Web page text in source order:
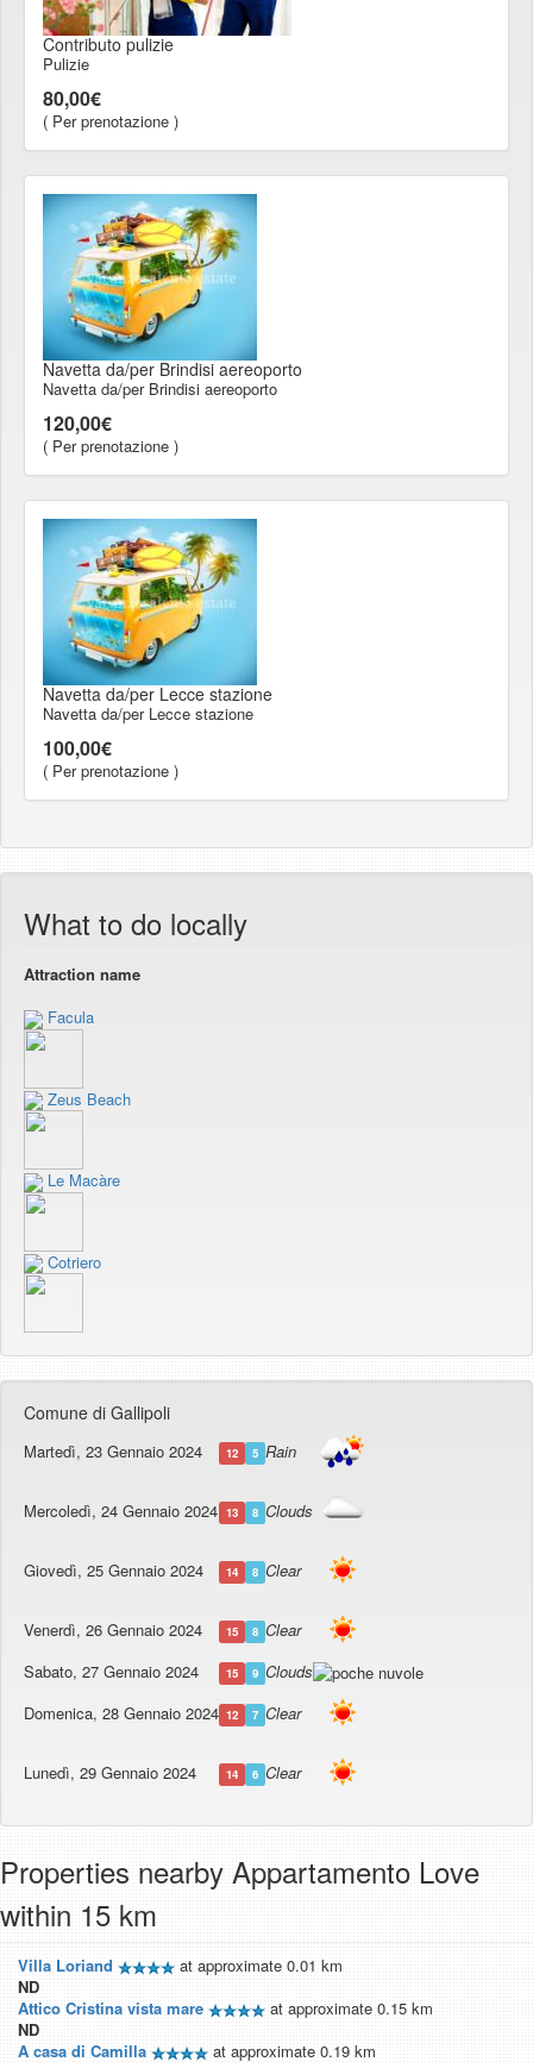
Contributo pulizie
Pulizie
80,00€
( Per prenotazione )
Navetta da/per Brindisi aereoporto
Navetta da/per Brindisi aereoporto
120,00€
( Per prenotazione )
Navetta da/per Lecce stazione
Navetta da/per Lecce stazione
100,00€
( Per prenotazione )
What to do locally
Attraction name
Facula
Zeus Beach
Le Macàre
Cotriero
Comune di Gallipoli
Martedì, 23 Gennaio 2024 12 5 Rain
Mercoledì, 24 Gennaio 2024 13 8 Clouds
Giovedì, 25 Gennaio 2024 14 8 Clear
Venerdì, 26 Gennaio 2024 15 8 Clear
Sabato, 27 Gennaio 2024
15 9 Clouds
Domenica, 28 Gennaio 2024 12 7 Clear
Lunedì, 29 Gennaio 2024 14 6 Clear
Properties nearby Appartamento Love
within 15 km
Villa Loriand
at approximate 0.01 km
ND
Attico Cristina vista mare
at approximate 0.15 km
ND
A casa di Camilla
at approximate 0.19 km